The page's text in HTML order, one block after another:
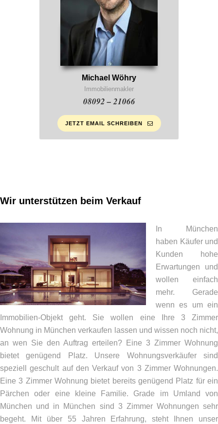
Michael Wöhry
Immobilienmakler
08092 – 21066
JETZT EMAIL SCHREIBEN
Wir unterstützen beim Verkauf
In München
haben Käufer und
Kunden hohe
Erwartungen und
wollen einfach
mehr. Gerade
wenn es um ein
Immobilien-Objekt geht. Sie wollen eine Ihre 3 Zimmer
Wohnung in München verkaufen lassen und wissen noch nicht,
an wen Sie den Auftrag erteilen? Eine 3 Zimmer Wohnung
bietet genügend Platz. Unsere Wohnungsverkäufer sind
speziell geschult auf den Verkauf von 3 Zimmer Wohnungen.
Eine 3 Zimmer Wohnung bietet bereits genügend Platz für ein
Pärchen oder eine kleine Familie. Grade im Umland von
München und in München sind 3 Zimmer Wohnungen sehr
begeht. Mit über 55 Jahren Erfahrung, steht Ihnen unser